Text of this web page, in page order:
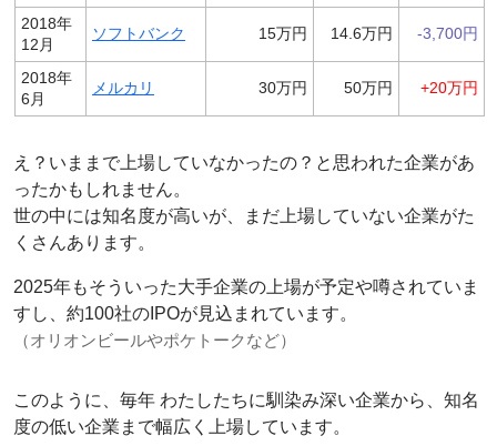
2018年
12月
ソフトバンク 15万円 14.6万円 -3,700円
2018年
6月
メルカリ 30万円 50万円 +20万円
え？いままで上場していなかったの？と思われた企業があ
ったかもしれません。
世の中には知名度が高いが、まだ上場していない企業がた
くさんあります。
2025年もそういった大手企業の上場が予定や噂されていま
すし、約100社のIPOが見込まれています。
（オリオンビールやポケトークなど）
このように、毎年 わたしたちに馴染み深い企業から、知名
度の低い企業まで幅広く上場しています。